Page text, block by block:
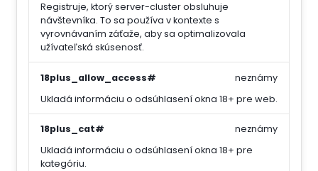
Registruje, ktorý server-cluster obsluhuje
návštevníka. To sa používa v kontexte s
vyrovnávaním záťaže, aby sa optimalizovala
užívateľská skúsenosť.
18plus_allow_access#
Ukladá informáciu o odsúhlasení okna 18+ pre web.
neznámy
18plus_cat#
Ukladá informáciu o odsúhlasení okna 18+ pre
kategóriu.
neznámy